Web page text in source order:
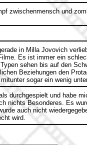
zwischenmensch und
in Milla Jovovich
Es ist immer ein
sehen bis auf den
Beziehungen den
sogar ein wenig
durchgespielt und habe
nichts Besonderes. Es
auch nicht
wird.